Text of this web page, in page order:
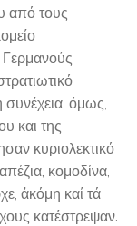
από τους
Γερμανούς
συνέχεια, όμως,
και της
κυριολεκτικό
κομοδίνα,
ἀκόμη καί τά
κατέστρεψαν.